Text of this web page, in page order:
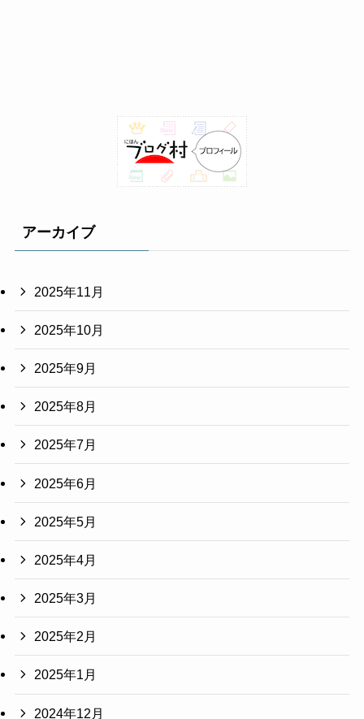
アーカイブ
2025年11月
2025年10月
2025年9月
2025年8月
2025年7月
2025年6月
2025年5月
2025年4月
2025年3月
2025年2月
2025年1月
2024年12月